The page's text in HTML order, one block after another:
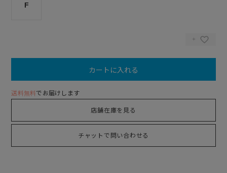
F
カートに入れる
送料無料でお届けします
店舗在庫を見る
チャットで問い合わせる